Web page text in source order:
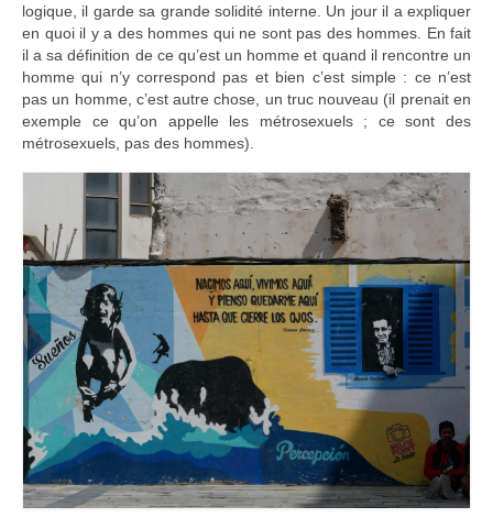
logique, il garde sa grande solidité interne. Un jour il a expliquer
en quoi il y a des hommes qui ne sont pas des hommes. En fait
il a sa définition de ce qu’est un homme et quand il rencontre un
homme qui n’y correspond pas et bien c’est simple : ce n’est
pas un homme, c’est autre chose, un truc nouveau (il prenait en
exemple ce qu’on appelle les métrosexuels ; ce sont des
métrosexuels, pas des hommes).